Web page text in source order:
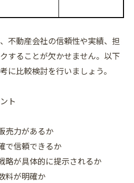
不動産会社の信頼性や実績、担
することが欠かせません。以下
に比較検討を行いましょう。
ト
売力があるか
で信頼できるか
略が具体的に提示されるか
料が明確か